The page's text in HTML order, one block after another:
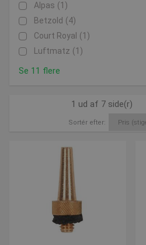
Alpas (1)
Betzold (4)
Court Royal (1)
Luftmatz (1)
Se 11 flere
1 ud af 7 side(r)
Sortér efter: